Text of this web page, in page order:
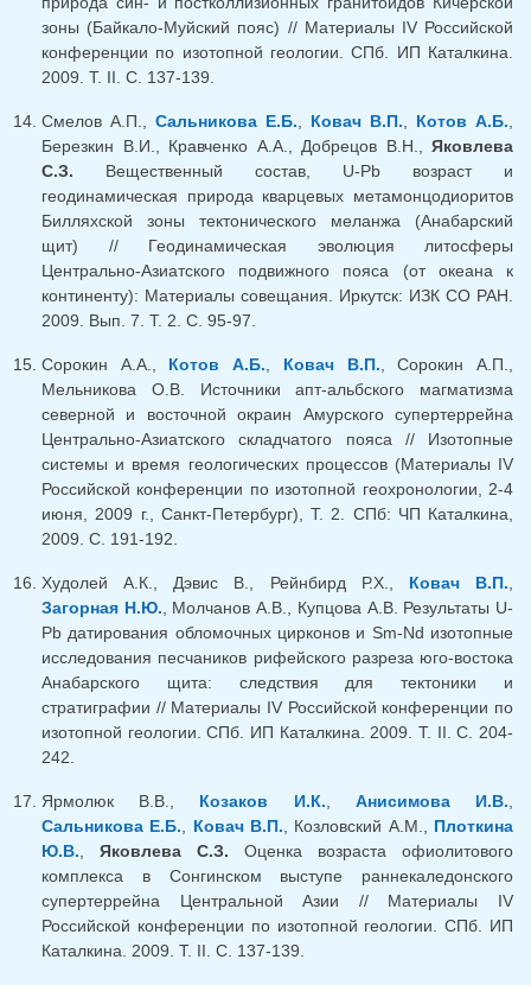
зоны (Байкало-Муйский пояс) // Материалы IV Российской
конференции по изотопной геологии. СПб. ИП Каталкина.
2009. Т. II. С. 137-139.
Смелов А.П., Сальникова Е.Б. Ковач В.П. Котов А.Б.
Березкин В.И., Кравченко А.А., Добрецов В.Н., Яковлева
С.З. Вещественный состав, U-Pb возраст и
геодинамическая природа кварцевых метамонцодиоритов
Билляхской зоны тектонического меланжа (Анабарский
щит) // Геодинамическая эволюция литосферы
Центрально-Азиатского подвижного пояса (от океана к
континенту): Материалы совещания. Иркутск: ИЗК СО РАН.
2009. Вып. 7. Т. 2. С. 95-97.
Сорокин А.А., Котов А.Б. Ковач В.П. , Сорокин А.П.,
Мельникова О.В. Источники апт-альбского магматизма
северной и восточной окраин Амурского супертеррейна
Центрально-Азиатского складчатого пояса // Изотопные
системы и время геологических процессов (Материалы IV
Российской конференции по изотопной геохронологии, 2-4
июня, 2009 г., Санкт-Петербург), Т. 2. СПб: ЧП Каталкина,
2009. С. 191-192.
Худолей А.К., Дэвис В., Рейнбирд Р.Х., Ковач В.П.
Загорная Н.Ю. , Молчанов А.В., Купцова А.В. Результаты U-
Pb датирования обломочных цирконов и Sm-Nd изотопные
исследования песчаников рифейского разреза юго-востока
Анабарского щита: следствия для тектоники и
стратиграфии // Материалы IV Российской конференции по
изотопной геологии. СПб. ИП Каталкина. 2009. Т. II. С. 204-
242.
Ярмолюк В.В., Козаков И.К. Анисимова И.В.
Сальникова Е.Б.
Ковач В.П. , Козловский А.М., Плоткина
Ю.В.
Яковлева С.З. Оценка возраста офиолитового
комплекса в Сонгинском выступе раннекаледонского
супертеррейна Центральной Азии // Материалы IV
Российской конференции по изотопной геологии. СПб. ИП
Каталкина. 2009. Т. II. С. 137-139.